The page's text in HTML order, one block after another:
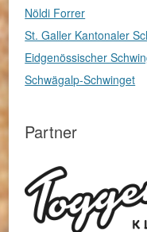
Nöldi Forrer
St. Galler Kantonaler
Eidgenössischer
Schwägalp-Schwinget
Partner